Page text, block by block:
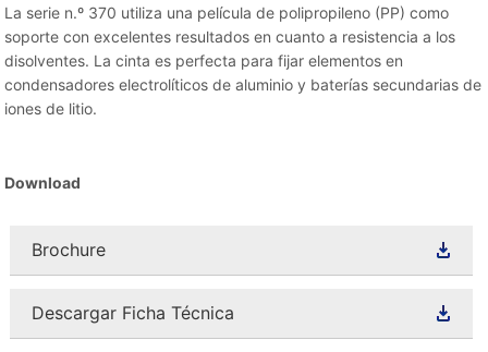
La serie n.º 370 utiliza una película de polipropileno (PP) como
soporte con excelentes resultados en cuanto a resistencia a los
disolventes. La cinta es perfecta para fijar elementos en
condensadores electrolíticos de aluminio y baterías secundarias de
iones de litio.
Download
Brochure
Descargar Ficha Técnica